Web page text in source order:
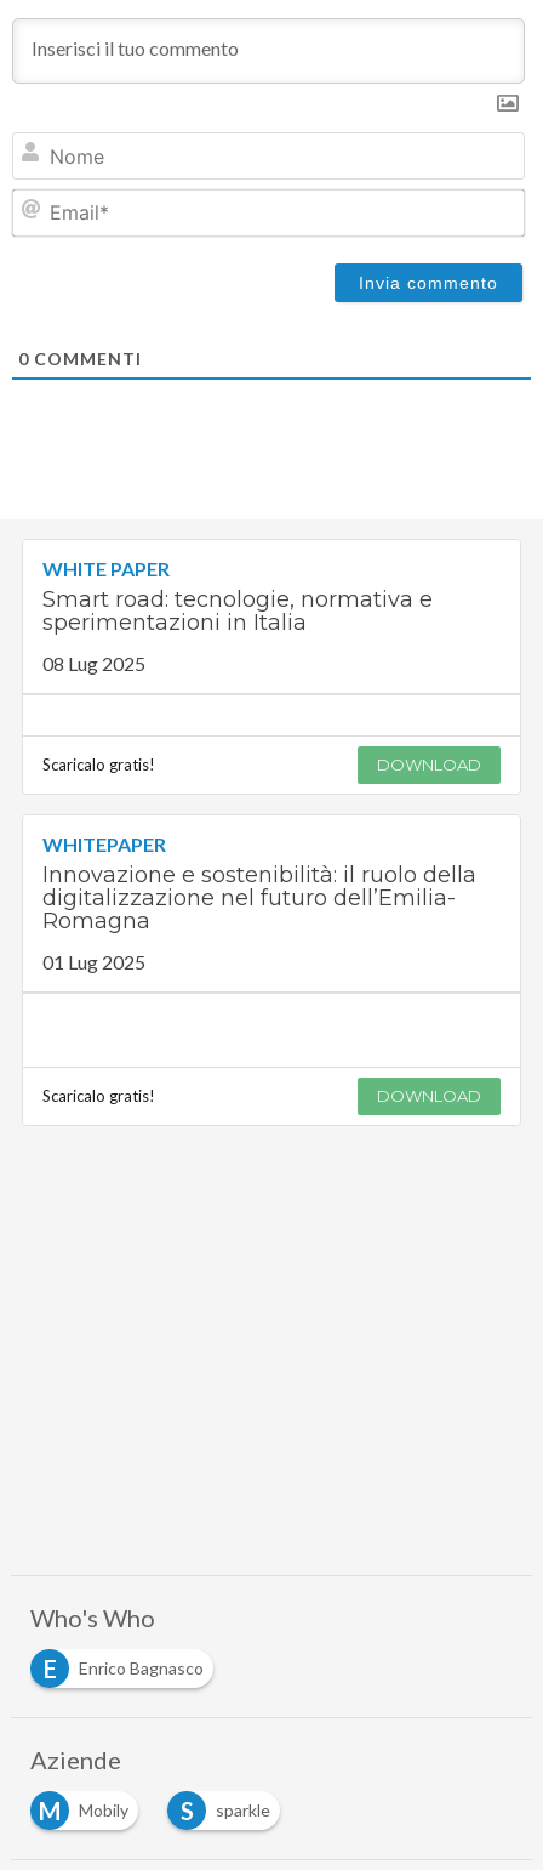
0 COMMENTI
WHITE PAPER
Smart road: tecnologie, normativa e
sperimentazioni in Italia
08 Lug 2025
Scaricalo gratis! DOWNLOAD
WHITEPAPER
Innovazione e sostenibilità: il ruolo della
digitalizzazione nel futuro dell’Emilia-
Romagna
01 Lug 2025
Scaricalo gratis! DOWNLOAD
Who's Who
E
Enrico Bagnasco
Aziende
M
Mobily S sparkle